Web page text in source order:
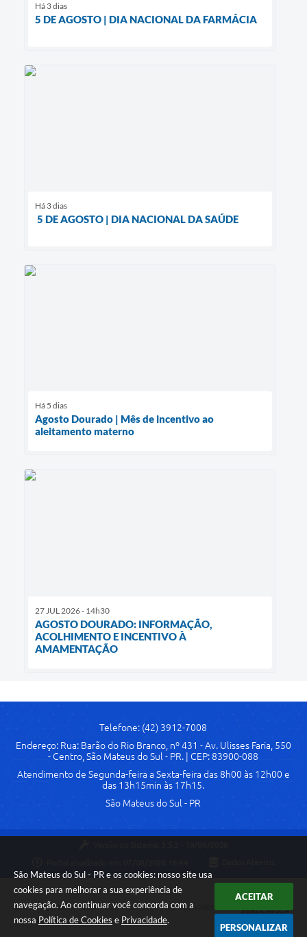
São Mateus do Sul - PR e os cookies: nosso site usa
cookies para melhorar a sua experiência de
navegação. Ao continuar você concorda com a
nossa Política de Cookies e Privacidade.
ACEITAR
PERSONALIZAR
Há 3 dias
5 DE AGOSTO | DIA NACIONAL DA FARMÁCIA
Há 3 dias
5 DE AGOSTO | DIA NACIONAL DA SAÚDE
Há 5 dias
Agosto Dourado | Mês de incentivo ao
aleitamento materno
27 JUL 2026 - 14h30
AGOSTO DOURADO: INFORMAÇÃO,
ACOLHIMENTO E INCENTIVO À
AMAMENTAÇÃO
Telefone: (42) 3912-7008
Endereço: Rua: Barão do Rio Branco, nº 431 - Av. Ulisses Faria, 550
- Centro, São Mateus do Sul - PR. | CEP: 83900-088
Atendimento de Segunda-feira a Sexta-feira das 8h00 às 12h00 e
das 13h15min às 17h15.
São Mateus do Sul - PR
Copyright Instar - 2006-2026. Todos os direitos reservados -
Instar Tecnologia